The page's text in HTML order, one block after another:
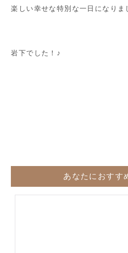
楽しい幸せな特別な一日になり
岩下でした！♪
あなたにおすす